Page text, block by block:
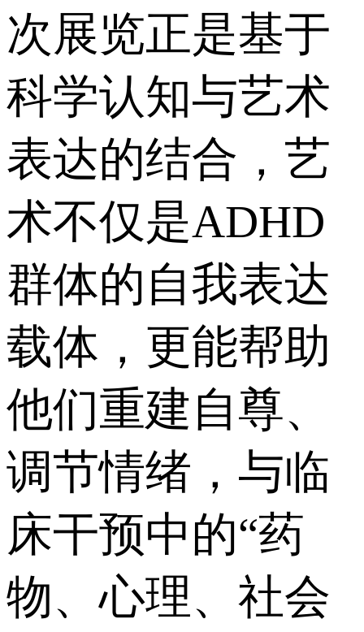
次展览正是基于
科学认知与艺术
表达的结合，艺
术不仅是ADHD
群体的自我表达
载体，更能帮助
他们重建自尊、
调节情绪，与临
床干预中的“药
物、心理、社会